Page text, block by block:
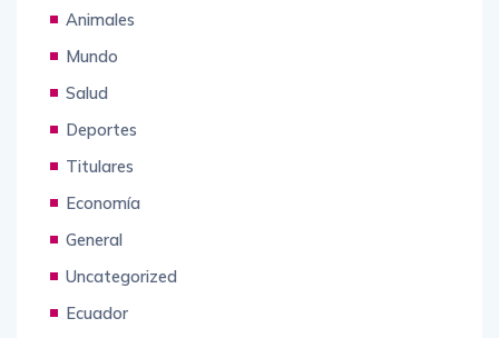
Animales
Mundo
Salud
Deportes
Titulares
Economía
General
Uncategorized
Ecuador